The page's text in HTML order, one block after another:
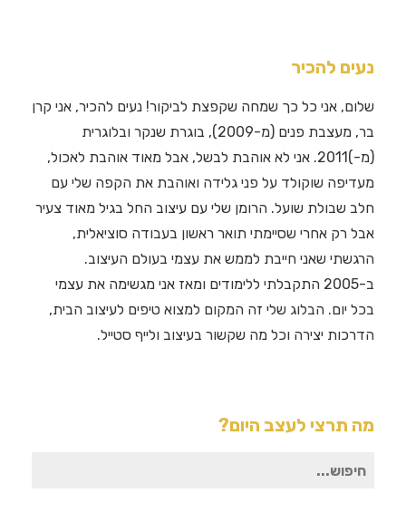
נעים להכיר
שלום, אני כל כך שמחה שקפצת לביקור! נעים להכיר, אני קרן
בר, מעצבת פנים (מ-2009), בוגרת שנקר ובלוגרית
(מ-)2011. אני לא אוהבת לבשל, אבל מאוד אוהבת לאכול,
מעדיפה שוקולד על פני גלידה ואוהבת את הקפה שלי עם
חלב שבולת שועל. הרומן שלי עם עיצוב החל בגיל מאוד צעיר
אבל רק אחרי שסיימתי תואר ראשון בעבודה סוציאלית,
הרגשתי שאני חייבת לממש את עצמי בעולם העיצוב.
ב-2005 התקבלתי ללימודים ומאז אני מגשימה את עצמי
בכל יום. הבלוג שלי זה המקום למצוא טיפים לעיצוב הבית,
הדרכות יצירה וכל מה שקשור בעיצוב ולייף סטייל.
מה תרצי לעצב היום?
חיפוש